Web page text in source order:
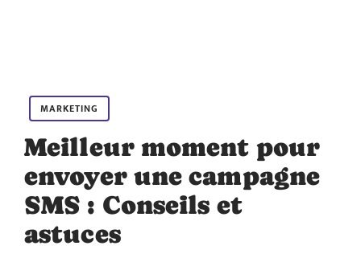
MARKETING
Meilleur moment pour
envoyer une campagne
SMS : Conseils et
astuces